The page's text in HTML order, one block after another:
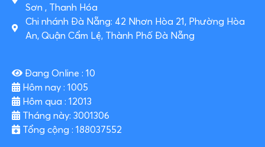
Sơn , Thanh Hóa
Chi nhánh Đà Nẵng: 42 Nhơn Hòa 21, Phường Hòa
An, Quận Cẩm Lệ, Thành Phố Đà Nẵng
Đang Online : 10
Hôm nay : 1005
Hôm qua : 12013
Tháng này: 3001306
Tổng cộng : 188037552